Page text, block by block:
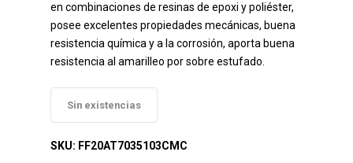
en combinaciones de resinas de epoxi y poliéster,
posee excelentes propiedades mecánicas, buena
resistencia química y a la corrosión, aporta buena
resistencia al amarilleo por sobre estufado.
Sin existencias
SKU: FF20AT7035103CMC